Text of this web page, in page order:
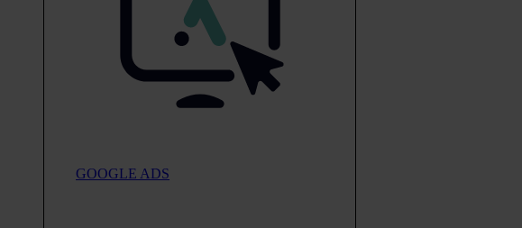
GOOGLE ADS